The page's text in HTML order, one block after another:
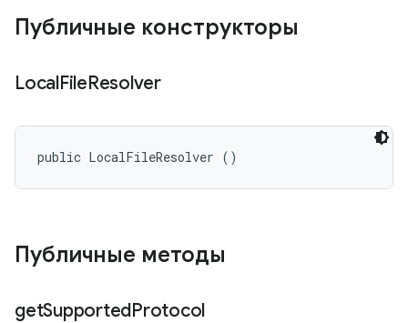
Публичные конструкторы
LocalFileResolver
public LocalFileResolver ()
Публичные методы
getSupportedProtocol